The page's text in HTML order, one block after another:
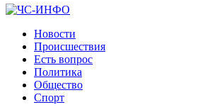
Новости
Происшествия
Есть вопрос
Политика
Общество
Спорт